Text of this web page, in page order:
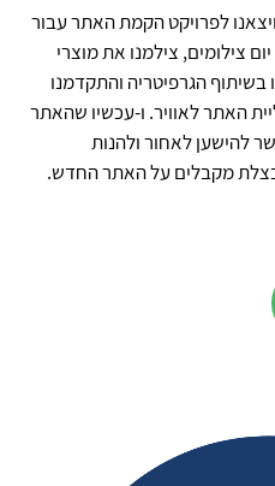
לפרויקט הקמת האתר עבור
צילומים, צילמנו את מוצרי
בשיתוף הגרפיטריה והתקדמנו
האתר לאוויר. ו-עכשיו שהאתר
להישען לאחור ולהנות
מקבלים על האתר החדש.